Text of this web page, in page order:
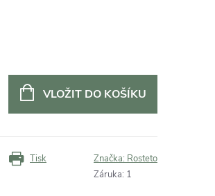
VLOŽIT DO KOŠÍKU
Tisk Značka: Rosteto
Záruka: 1